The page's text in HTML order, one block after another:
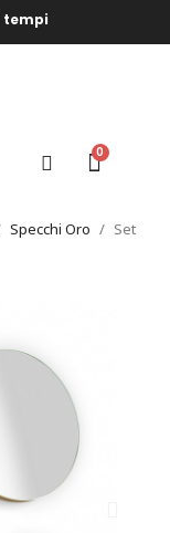
tempi
Specchi Oro
Set